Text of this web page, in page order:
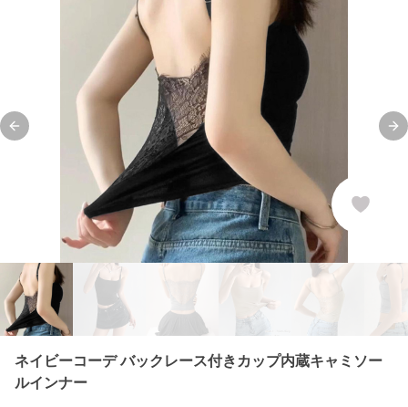
Previous slide
ネイビーコーデ バックレース付きカップ内蔵キャミソー
ルインナー